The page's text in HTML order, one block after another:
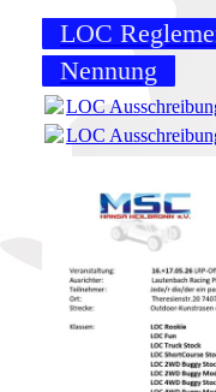
LOC
Nennung
LOC
LOC